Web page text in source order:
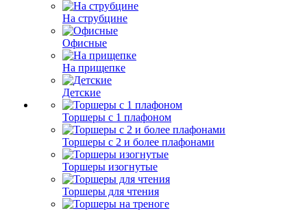
На струбцине
Офисные
На прищепке
Детские
Торшеры с 1 плафоном
Торшеры с 2 и более плафонами
Торшеры изогнутые
Торшеры для чтения